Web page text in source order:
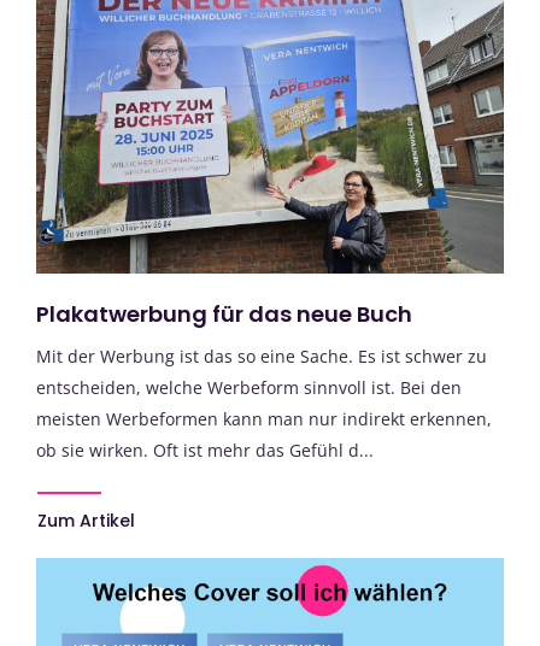
Plakatwerbung für das neue Buch
Mit der Werbung ist das so eine Sache. Es ist schwer zu
entscheiden, welche Werbeform sinnvoll ist. Bei den
meisten Werbeformen kann man nur indirekt erkennen,
ob sie wirken. Oft ist mehr das Gefühl d...
Zum Artikel